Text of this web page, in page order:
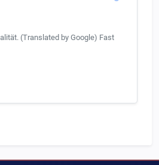
(Translated by Google) Fast